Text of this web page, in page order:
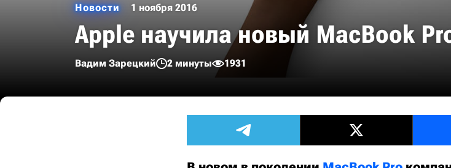
Новости 1 ноября 2016
Apple научила новый MacBook
Вадим Зарецкий 2 минуты 1931